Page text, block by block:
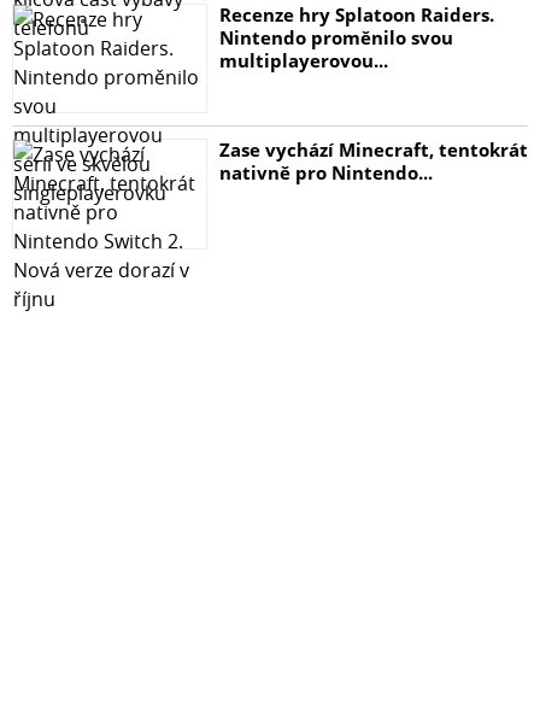
Recenze hry Splatoon Raiders.
Nintendo proměnilo svou
multiplayerovou...
Zase vychází Minecraft, tentokrát
nativně pro Nintendo...